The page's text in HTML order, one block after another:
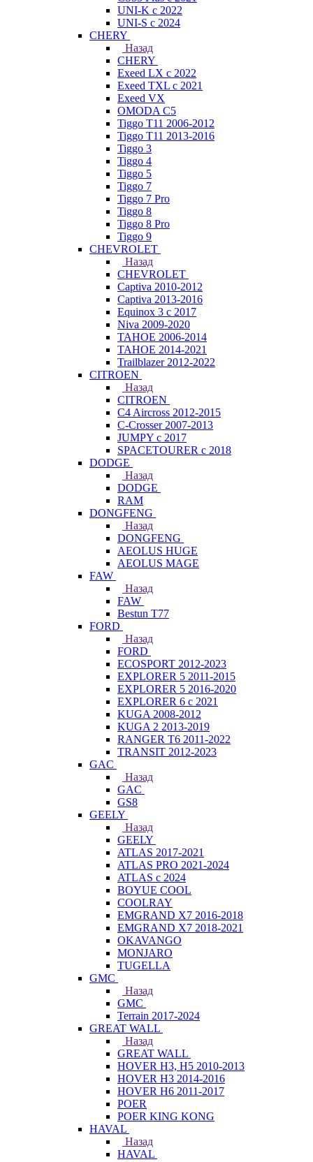
UNI-K с 2022
UNI-S с 2024
CHERY
Назад
CHERY
Exeed LX с 2022
Exeed TXL с 2021
Exeed VX
OMODA C5
Tiggo T11 2006-2012
Tiggo T11 2013-2016
Tiggo 3
Tiggo 4
Tiggo 5
Tiggo 7
Tiggo 7 Pro
Tiggo 8
Tiggo 8 Pro
Tiggo 9
CHEVROLET
Назад
CHEVROLET
Captiva 2010-2012
Captiva 2013-2016
Equinox 3 с 2017
Niva 2009-2020
TAHOE 2006-2014
TAHOE 2014-2021
Trailblazer 2012-2022
CITROEN
Назад
CITROEN
C4 Aircross 2012-2015
C-Crosser 2007-2013
JUMPY с 2017
SPACETOURER с 2018
DODGE
Назад
DODGE
RAM
DONGFENG
Назад
DONGFENG
AEOLUS HUGE
AEOLUS MAGE
FAW
Назад
FAW
Bestun T77
FORD
Назад
FORD
ECOSPORT 2012-2023
EXPLORER 5 2011-2015
EXPLORER 5 2016-2020
EXPLORER 6 с 2021
KUGA 2008-2012
KUGA 2 2013-2019
RANGER T6 2011-2022
TRANSIT 2012-2023
GAC
Назад
GAC
GS8
GEELY
Назад
GEELY
ATLAS 2017-2021
ATLAS PRO 2021-2024
ATLAS с 2024
BOYUE COOL
COOLRAY
EMGRAND X7 2016-2018
EMGRAND X7 2018-2021
OKAVANGO
MONJARO
TUGELLA
GMC
Назад
GMC
Terrain 2017-2024
GREAT WALL
Назад
GREAT WALL
HOVER H3, H5 2010-2013
HOVER H3 2014-2016
HOVER H6 2011-2017
POER
POER KING KONG
HAVAL
Назад
HAVAL